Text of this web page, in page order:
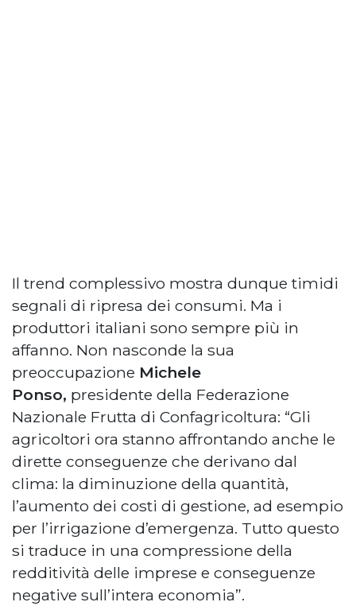
Il trend complessivo mostra dunque timidi
segnali di ripresa dei consumi. Ma i
produttori italiani sono sempre più in
affanno. Non nasconde la sua
preoccupazione Michele
Ponso, presidente della Federazione
Nazionale Frutta di Confagricoltura: “Gli
agricoltori ora stanno affrontando anche le
dirette conseguenze che derivano dal
clima: la diminuzione della quantità,
l’aumento dei costi di gestione, ad esempio
per l’irrigazione d’emergenza. Tutto questo
si traduce in una compressione della
redditività delle imprese e conseguenze
negative sull’intera economia”.